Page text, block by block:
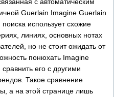
Guerlain Imagine Guerlain
использует схожие
линиях, основных нотах
но не стоит ожидать от
понюхать Imagine
его с другими
Такое сравнение
а на этой странице лишь